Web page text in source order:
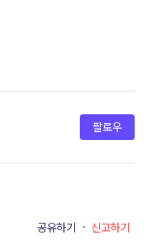
팔로우
공유하기 · 신고하기